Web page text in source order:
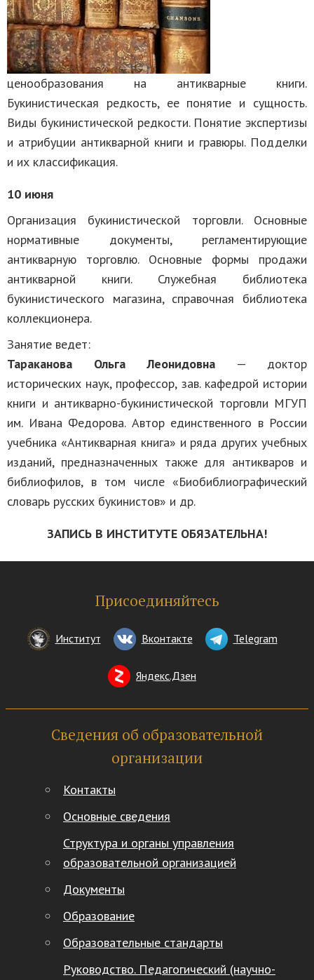
ценообразования на антикварные книги.
Букинистическая редкость, ее понятие и сущность.
Виды букинистической редкости. Понятие экспертизы
и атрибуции антикварной книги и гравюры. Подделки
и их классификация.
10 июня
Организация букинистической торговли. Основные
нормативные документы, регламентирующие
антикварную торговлю. Основные формы продажи
антикварной книги. Служебная библиотека
букинистического магазина, справочная библиотека
коллекционера.
Занятие ведет:
Тараканова Ольга Леонидовна — доктор
исторических наук, профессор, зав. кафедрой истории
книги и антикварно-букинистической торговли МГУП
им. Ивана Федорова. Автор единственного в России
учебника «Антикварная книга» и ряда других учебных
изданий, предназначенных также для антикваров и
библиофилов, в том числе «Биобиблиографический
словарь русских букинистов» и др.
ЗАПИСЬ В ИНСТИТУТЕ ОБЯЗАТЕЛЬНА!
Присоединяйтесь
Институт Вконтакте Telegram
Яндекс.Дзен
Сведения об образовательной
организации
Контакты
Основные сведения
Структура и органы управления
образовательной организацией
Документы
Образование
Образовательные стандарты
Руководство. Педагогический (научно-